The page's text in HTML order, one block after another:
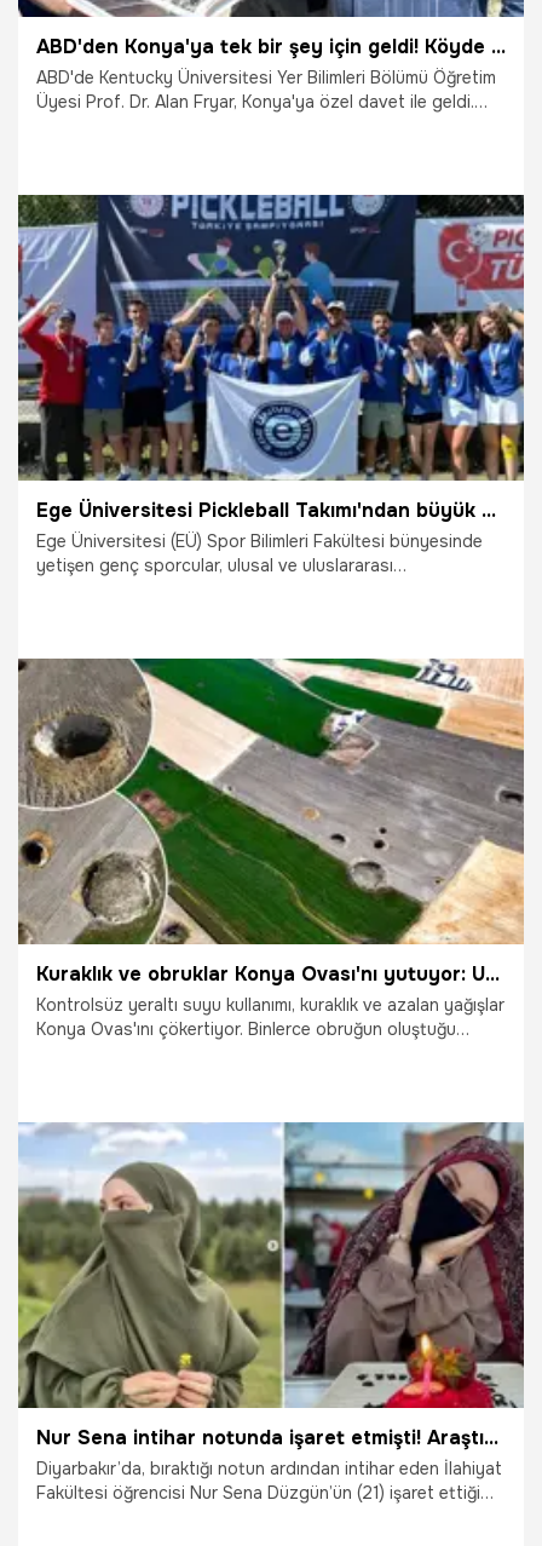
ABD'den Konya'ya tek bir şey için geldi! Köyde görünce şaşkına döndü, artık çok tehlikeli
ABD'de Kentucky Üniversitesi Yer Bilimleri Bölümü Öğretim
Üyesi Prof. Dr. Alan Fryar, Konya'ya özel davet ile geldi.
tehlikeyi açıkladı.
28.06.2025 Konya
Ege Üniversitesi Pickleball Takımı'ndan büyük başarı! Türkiye şampiyonu oldu
Ege Üniversitesi (EÜ) Spor Bilimleri Fakültesi bünyesinde
yetişen genç sporcular, ulusal ve uluslararası
Üniversiteler Pickleball Şampiyonasında mücadele eden
Ege Üniversitesi Pickleball Takımı, genel klasmanda
şampiyon olarak önemli bir başarıya imza attı.
17.06.2025 Şampiy10
Kuraklık ve obruklar Konya Ovası'nı yutuyor: Uzmanlar acil eylem çağrısı: 'Artık geri dönüşü yok'
Kontrolsüz yeraltı suyu kullanımı, kuraklık ve azalan yağışlar
Konya Ovas'ını çökertiyor. Binlerce obruğun oluştuğu
9.06.2025 Konya
Nur Sena intihar notunda işaret etmişti! Araştırma görevlisi görevinden uzaklaştırıldı
Diyarbakır’da, bıraktığı notun ardından intihar eden İlahiyat
Fakültesi öğrencisi Nur Sena Düzgün’ün (21) işaret ettiği